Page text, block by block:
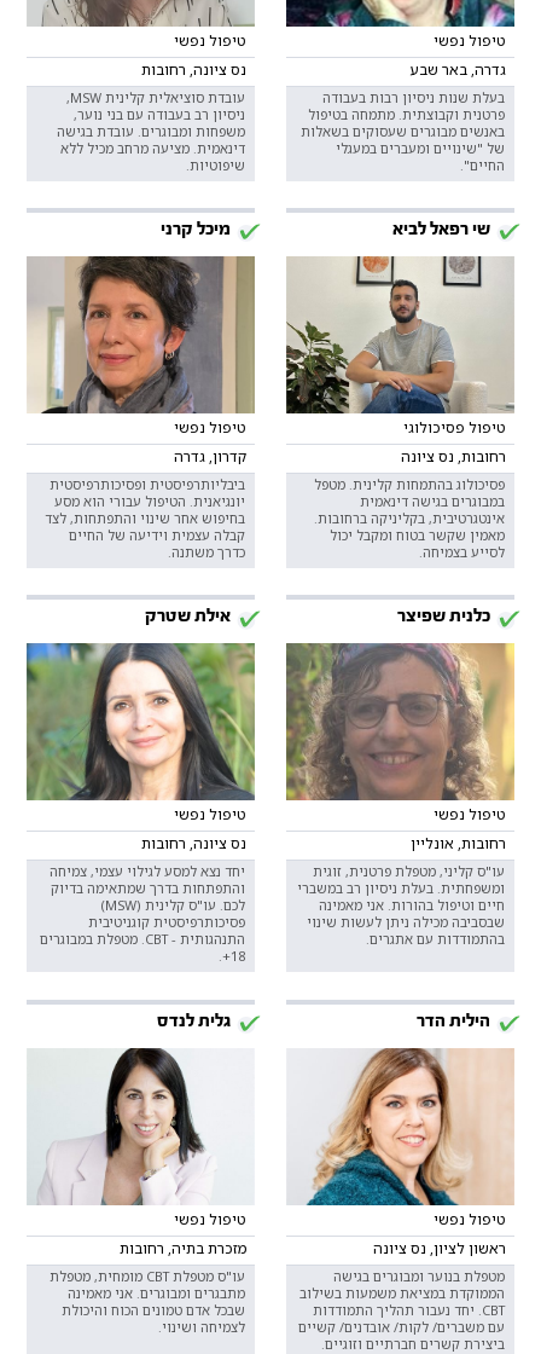
טיפול נפשי
גדרה, באר שבע
בעלת שנות ניסיון רבות בעבודה
פרטנית וקבוצתית. מתמחה בטיפול
באנשים מבוגרים שעסוקים בשאלות
של "שינויים ומעברים במעגלי
החיים".
טיפול נפשי
נס ציונה, רחובות
עובדת סוציאלית קלינית MSW,
ניסיון רב בעבודה עם בני נוער,
משפחות ומבוגרים. עובדת בגישה
דינאמית. מציעה מרחב מכיל ללא
שיפוטיות.
שי רפאל לביא
טיפול פסיכולוגי
רחובות, נס ציונה
פסיכולוג בהתמחות קלינית. מטפל
במבוגרים בגישה דינאמית
אינטגרטיבית, בקליניקה ברחובות.
מאמין שקשר בטוח ומקבל יכול
לסייע בצמיחה.
מיכל קרני
טיפול נפשי
קדרון, גדרה
ביבליותרפיסטית ופסיכותרפיסטית
יונגיאנית. הטיפול עבורי הוא מסע
בחיפוש אחר שינוי והתפתחות, לצד
קבלה עצמית וידיעה של החיים
כדרך משתנה.
כלנית שפיצר
טיפול נפשי
רחובות, אונליין
עו"ס קליני, מטפלת פרטנית, זוגית
ומשפחתית. בעלת ניסיון רב במשברי
חיים וטיפול בהורות. אני מאמינה
שבסביבה מכילה ניתן לעשות שינוי
בהתמודדות עם אתגרים.
אילת שטרק
טיפול נפשי
נס ציונה, רחובות
יחד נצא למסע לגילוי עצמי, צמיחה
והתפתחות בדרך שמתאימה בדיוק
לכם. עו"ס קלינית (MSW)
פסיכותרפיסטית קוגניטיבית
התנהגותית - CBT. מטפלת במבוגרים
18+.
הילית הדר
טיפול נפשי
ראשון לציון, נס ציונה
מטפלת בנוער ומבוגרים בגישה
הממוקדת במציאת משמעות בשילוב
CBT. יחד נעבור תהליך התמודדות
עם משברים/ לקות/ אובדנים/ קשיים
ביצירת קשרים חברתיים וזוגיים.
גלית לנדס
טיפול נפשי
מזכרת בתיה, רחובות
עו"ס מטפלת CBT מומחית, מטפלת
מתבגרים ומבוגרים. אני מאמינה
שבכל אדם טמונים הכוח והיכולת
לצמיחה ושינוי.